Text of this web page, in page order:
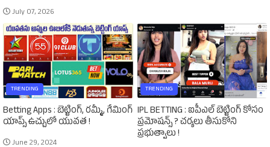
July 07, 2026
TRENDING
Betting Apps : బెట్టింగ్‌, రమ్మీ, గేమింగ్‌
యాప్స్‌ ఉచ్చులో యువత !
June 29, 2024
TRENDING
IPL BETTING : ఐపీఎల్‌ బెట్టింగ్‌ కోసం
ప్రమోషన్స్‌ ? చర్యలు తీసుకోని
ప్రభుత్వాలు !